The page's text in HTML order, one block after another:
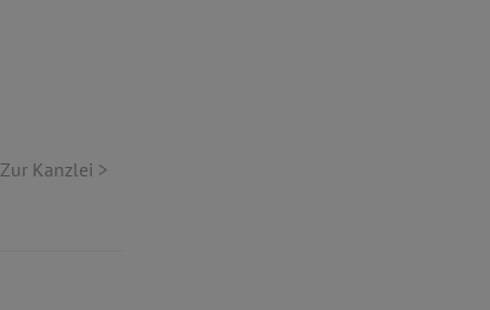
Zur Kanzlei >